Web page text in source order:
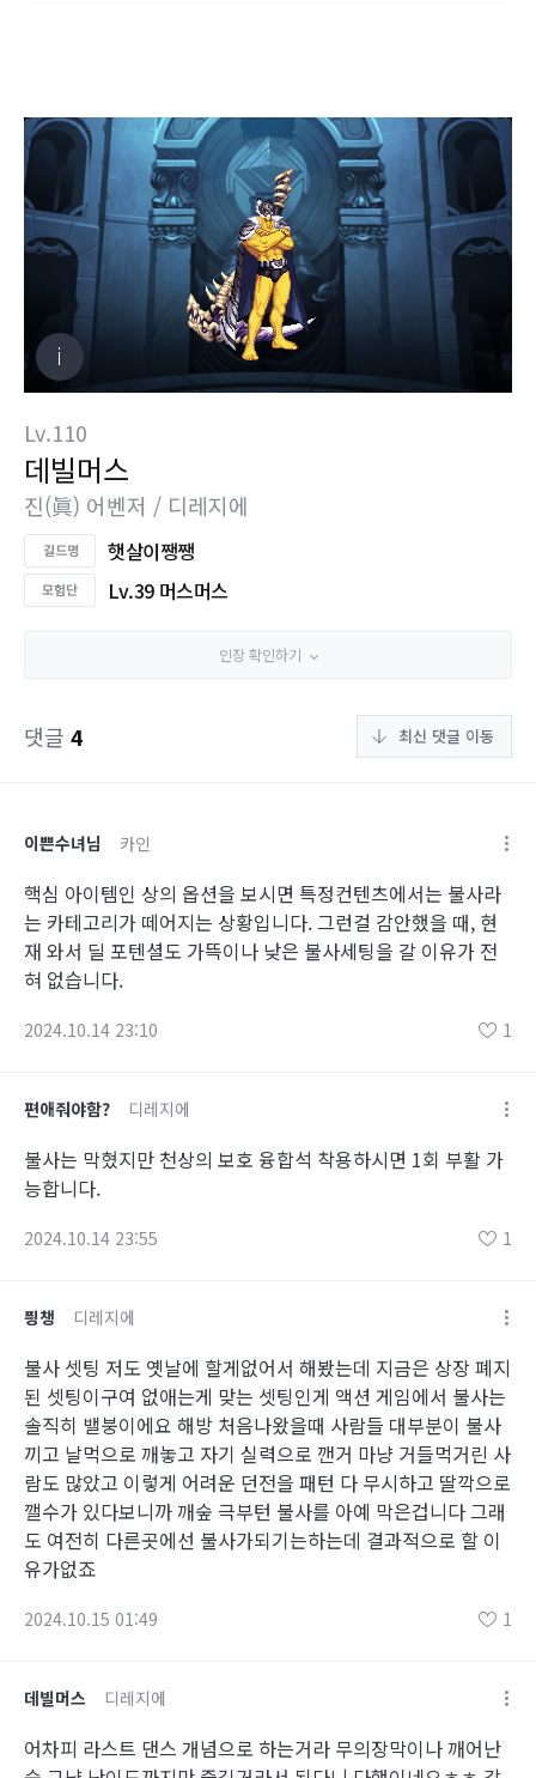
Lv.110
데빌머스
진(眞) 어벤저 / 디레지에
햇살이쨍쨍
Lv.39 머스머스
인장 확인하기
댓글 4 최신 댓글 이동
이쁜수녀님 카인
핵심 아이템인 상의 옵션을 보시면 특정컨텐츠에서는 불사라
는 카테고리가 떼어지는 상황입니다. 그런걸 감안했을 때, 현
재 와서 딜 포텐셜도 가뜩이나 낮은 불사세팅을 갈 이유가 전
혀 없습니다.
2024.10.14 23:10 1
편애줘야함? 디레지에
불사는 막혔지만 천상의 보호 융합석 착용하시면 1회 부활 가
능합니다.
2024.10.14 23:55 1
픵챙 디레지에
불사 셋팅 저도 옛날에 할게없어서 해봤는데 지금은 상장 폐지
된 셋팅이구여 없애는게 맞는 셋팅인게 액션 게임에서 불사는
솔직히 밸붕이에요 해방 처음나왔을때 사람들 대부분이 불사
끼고 날먹으로 깨놓고 자기 실력으로 깬거 마냥 거들먹거린 사
람도 많았고 이렇게 어려운 던전을 패턴 다 무시하고 딸깍으로
깰수가 있다보니까 깨숲 극부턴 불사를 아예 막은겁니다 그래
도 여전히 다른곳에선 불사가되기는하는데 결과적으로 할 이
유가없죠
2024.10.15 01:49 1
데빌머스 디레지에
어차피 라스트 댄스 개념으로 하는거라 무의장막이나 깨어난